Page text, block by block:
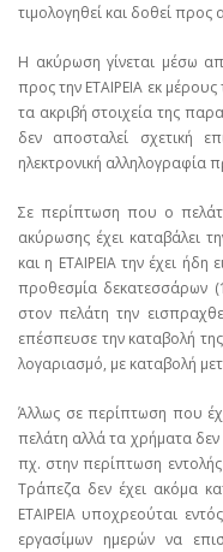
τιμολογηθεί και δοθεί προς
Η ακύρωση γίνεται μέσω
προς την ΕΤΑΙΡΕΙΑ εκ
τα ακριβή στοιχεία της
δεν αποσταλεί σχετική
ηλεκτρονική αλληλογραφία
Σε περίπτωση που ο
ακύρωσης έχει καταβάλει
και η ΕΤΑΙΡΕΙΑ την έχει ήδη
προθεσμία δεκατεσσάρων
στον πελάτη την
επέσπευσε την καταβολή
λογαριασμό, με καταβολή
Άλλως σε περίπτωση που
πελάτη αλλά τα χρήματα
πχ. στην περίπτωση
Τράπεζα δεν έχει ακόμα
ΕΤΑΙΡΕΙΑ υποχρεούται
εργασίμων ημερών να